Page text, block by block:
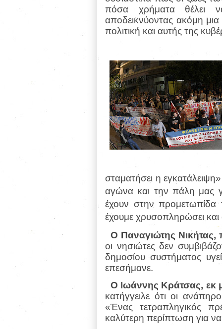
πόσα χρήματα θέλει
αποδεικνύοντας ακόμη
πολιτική και αυτής της
σταματήσει η
αγώνα και την πάλη μας
έχουν στην
έχουμε χρυσοπληρώσει
Ο Παναγιώτης
οι νησιώτες δεν
δημοσίου συστήματος
επεσήμανε.
Ο Ιωάννης Κράτσας, εκ
κατήγγειλε ότι οι
«Ένας τετραπληγικός
καλύτερη περίπτωση για